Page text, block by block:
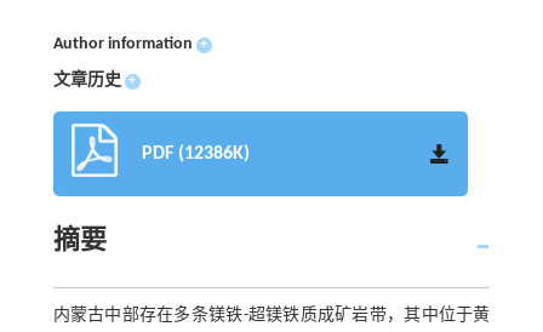
Author information +
文章历史 +
PDF (12386K)
摘要
内蒙古中部存在多条镁铁-超镁铁质成矿岩带，其中位于黄